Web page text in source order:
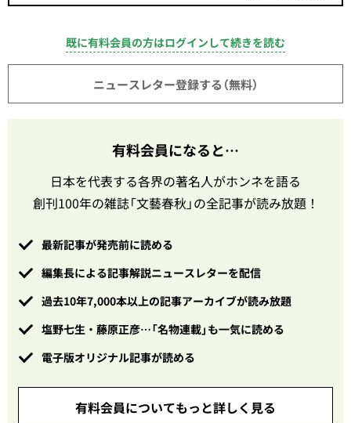
既に有料会員の方はログインして続きを読む
ニュースレター登録する（無料）
有料会員になると…
日本を代表する各界の著名人がホンネを語る
創刊100年の雑誌「文藝春秋」の全記事が読み放題！
最新記事が発売前に読める
編集長による記事解説ニュースレターを配信
過去10年7,000本以上の記事アーカイブが読み放題
塩野七生・藤原正彦…「名物連載」も一気に読める
電子版オリジナル記事が読める
有料会員についてもっと詳しく見る